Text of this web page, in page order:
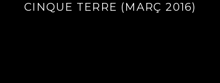
CINQUE TERRE (MARÇ 2016)